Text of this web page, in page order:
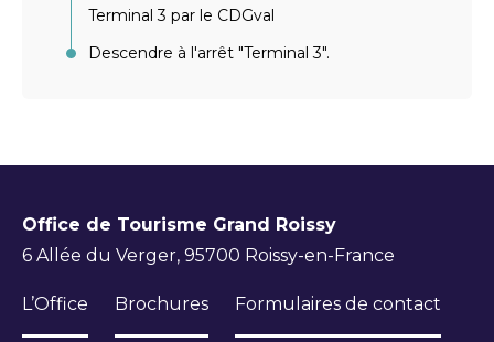
Terminal 3 par le CDGval
Descendre à l'arrêt "Terminal 3".
Office de Tourisme Grand Roissy
6 Allée du Verger, 95700 Roissy-en-France
L’Office Brochures Formulaires de contact